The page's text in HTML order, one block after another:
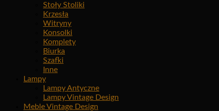
Stoły Stoliki
Krzesła
Witryny
Konsolki
Komplety
Biurka
Szafki
Inne
Lampy
Lampy Antyczne
Lampy Vintage Design
Meble Vintage Design